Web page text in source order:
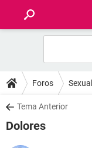
FOROS
SALUD
Foros
Tema Anterior
Dolores